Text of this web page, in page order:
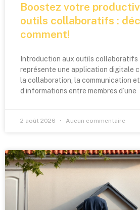
Boostez votre
outils collaboratifs :
comment!
Introduction aux outils
représente une application digitale
la collaboration, la communication
d’informations entre membres d’une
2 août 2026 Aucun commentaire